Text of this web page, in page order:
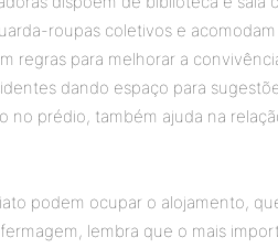
roupas coletivos e
regras para melhorar a
dando espaço para
no prédio, também ajuda na
podem ocupar o alojamento,
lembra que o mais